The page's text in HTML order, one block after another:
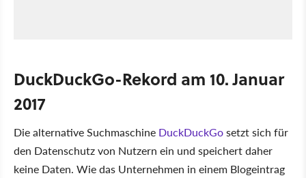
DuckDuckGo-Rekord am 10. Januar
2017
Die alternative Suchmaschine DuckDuckGosetzt sich für
den Datenschutz von Nutzern ein und speichert daher
keine Daten. Wie das Unternehmen in einem Blogeintrag